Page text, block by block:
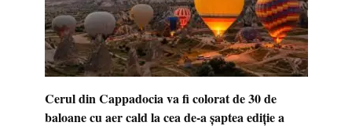
Cerul din Cappadocia va fi colorat de 30 de
baloane cu aer cald la cea de-a șaptea ediție a